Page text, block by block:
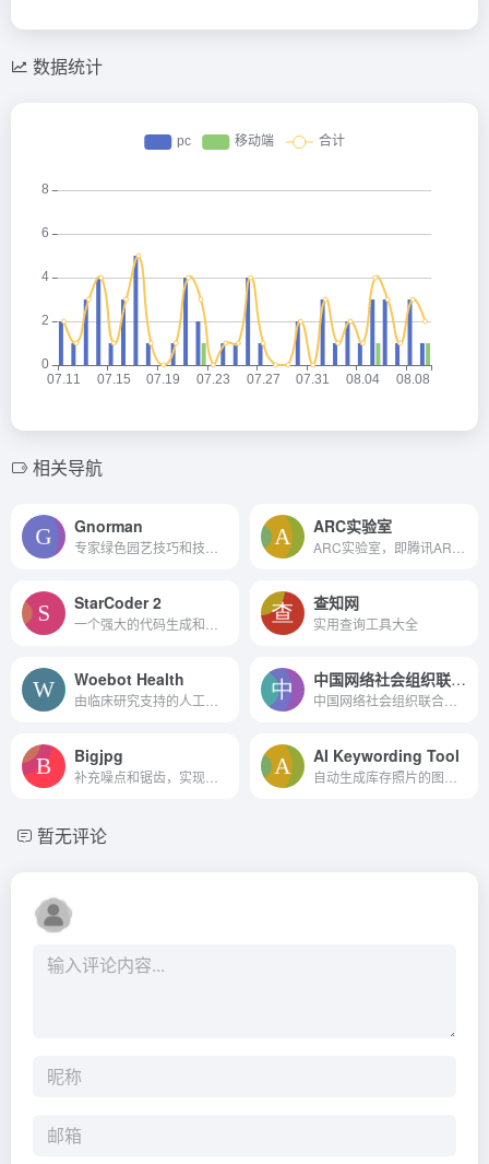
数据统计
相关导航
Gnorman ARC实验室
StarCoder 2 查知网
实用查询工具大全
Woebot Health 中国网络社会组织联合会
Bigjpg AI Keywording Tool
暂无评论